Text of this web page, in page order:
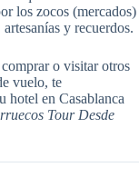
los zocos (mercados)
y recuerdos.
o visitar otros
vuelo, te
hotel en Casablanca
Tour Desde